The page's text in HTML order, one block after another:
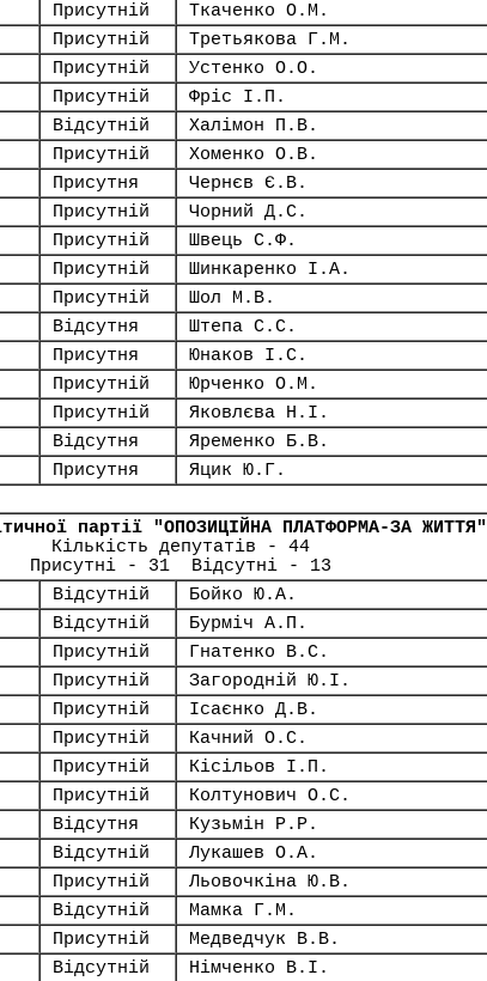
Присутній Ткаченко О.М.
Присутній Третьякова Г.М.
Присутній Устенко О.О.
Присутній Фріс І.П.
Відсутній Халімон П.В.
Присутній Хоменко О.В.
Присутня Чернєв Є.В.
Присутній Чорний Д.С.
Присутній Швець С.Ф.
Присутній Шинкаренко І.А.
Присутній Шол М.В.
Відсутня Штепа С.С.
Присутня Юнаков І.С.
Присутній Юрченко О.М.
Присутній Яковлєва Н.І.
Відсутня Яременко Б.В.
Присутня Яцик Ю.Г.
партії "ОПОЗИЦІЙНА ПЛАТФОРМА-ЗА ЖИТТЯ"
Кількість депутатів - 44
Присутні - 31 Відсутні - 13
Відсутній Бойко Ю.А.
Відсутній Бурміч А.П.
Присутній Гнатенко В.С.
Присутній Загородній Ю.І.
Присутній Ісаєнко Д.В.
Присутній Качний О.С.
Присутній Кісільов І.П.
Присутній Колтунович О.С.
Відсутня Кузьмін Р.Р.
Відсутній Лукашев О.А.
Присутній Льовочкіна Ю.В.
Відсутній Мамка Г.М.
Присутній Медведчук В.В.
Відсутній Німченко В.І.